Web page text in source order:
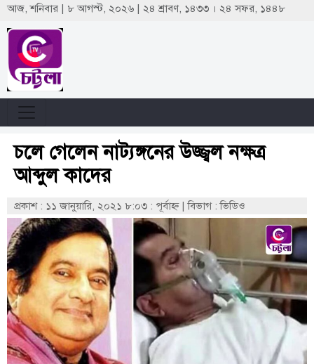
আজ, শনিবার | ৮ আগস্ট, ২০২৬ | ২৪ শ্রাবণ, ১৪৩৩ । ২৪ সফর, ১৪৪৮
চলে গেলেন নাট্যঙ্গনের উজ্জ্বল নক্ষত্র
আব্দুল কাদের
প্রকাশ : ১১ জানুয়ারি, ২০২১ ৮:০৩ : পূর্বাহ্ণ |বিভাগ : ভিডিও